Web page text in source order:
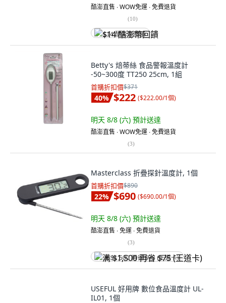
酷澎直售 ∙ WOW免運 ∙ 免費退貨
(10)
$14 酷澎幣回饋
Betty's 焙蒂絲 食品警報溫度計
-50~300度 TT250 25cm, 1組
首購折扣價$371
40% $222 ($222.00/1個)
明天 8/8 (六) 預計送達
酷澎直售 ∙ WOW免運 ∙ 免費退貨
(3)
Masterclass 折疊探針溫度計, 1個
首購折扣價$890
22% $690 ($690.00/1個)
明天 8/8 (六) 預計送達
酷澎直售 ∙ 免運 ∙ 免費退貨
(3)
满 $1,500 再省 $75 (王道卡)
USEFUL 好用牌 數位食品溫度計 UL-
IL01, 1個